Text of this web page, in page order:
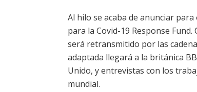
Al hilo se acaba de anunciar para
para la Covid-19 Response
será retransmitido por las
adaptada llegará a la británica
Unido, y entrevistas con los
mundial.